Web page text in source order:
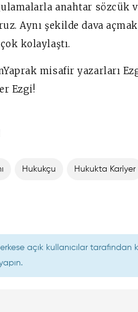
anahtar sözcük
Aynı şekilde dava
kolaylaştı.
misafir yazarları
Ezgi!
Hukukçu Hukukta Kariyer
açık kullanıcılar